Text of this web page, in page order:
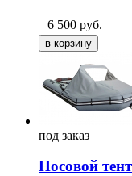
6 500 руб.
под заказ
Носовой